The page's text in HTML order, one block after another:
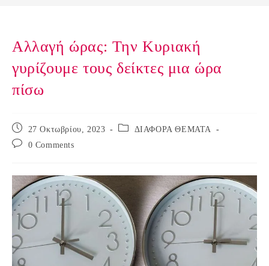
Αλλαγή ώρας: Την Κυριακή
γυρίζουμε τους δείκτες μια ώρα
πίσω
Post
published:
27 Οκτωβρίου, 2023
Post
ΔΙΑΦΟΡΑ ΘΕΜΑΤΑ
Post
0 Comments